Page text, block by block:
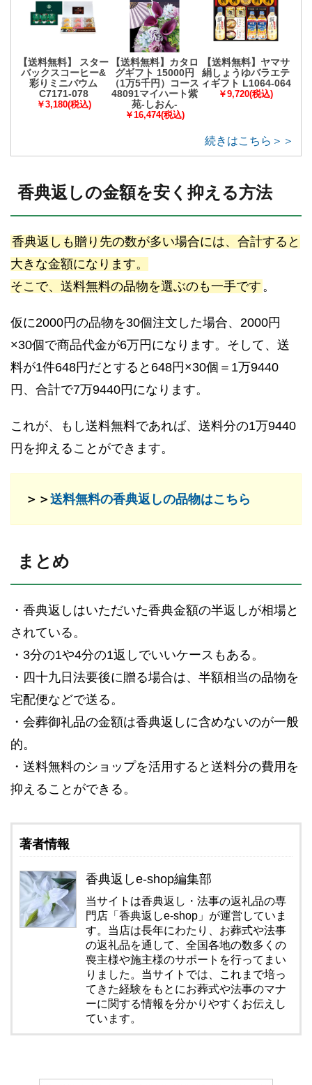
【送料無料】 スター
バックスコーヒー&
彩りミニバウム
C7171-078
￥3,180(税込)
【送料無料】カタロ
グギフト 15000円
（1万5千円）コース
48091マイハート紫
苑-しおん-
￥16,474(税込)
【送料無料】ヤマサ
絹しょうゆバラエテ
ィギフト L1064-064
￥9,720(税込)
続きはこちら＞＞
香典返しの金額を安く抑える方法
香典返しも贈り先の数が多い場合には、合計すると
大きな金額になります。
そこで、送料無料の品物を選ぶのも一手です 。
仮に2000円の品物を30個注文した場合、2000円
×30個で商品代金が6万円になります。そして、送
料が1件648円だとすると648円×30個＝1万9440
円、合計で7万9440円になります。
これが、もし送料無料であれば、送料分の1万9440
円を抑えることができます。
＞＞送料無料の香典返しの品物はこちら
まとめ
・香典返しはいただいた香典金額の半返しが相場と
されている。
・3分の1や4分の1返しでいいケースもある。
・四十九日法要後に贈る場合は、半額相当の品物を
宅配便などで送る。
・会葬御礼品の金額は香典返しに含めないのが一般
的。
・送料無料のショップを活用すると送料分の費用を
抑えることができる。
著者情報
香典返しe-shop編集部
当サイトは香典返し・法事の返礼品の専
門店「香典返しe-shop」が運営していま
す。当店は長年にわたり、お葬式や法事
の返礼品を通して、全国各地の数多くの
喪主様や施主様のサポートを行ってまい
りました。当サイトでは、これまで培っ
てきた経験をもとにお葬式や法事のマナ
ーに関する情報を分かりやすくお伝えし
ています。